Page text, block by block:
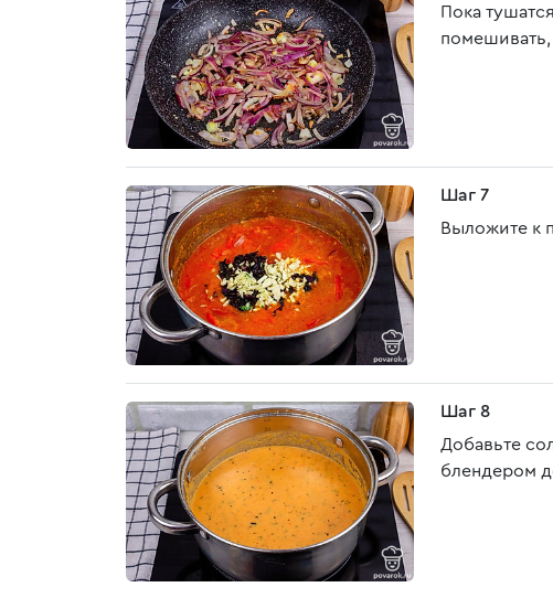
Пока
помешивать,
Шаг 7
Выложите к
Шаг 8
Добавьте
блендером